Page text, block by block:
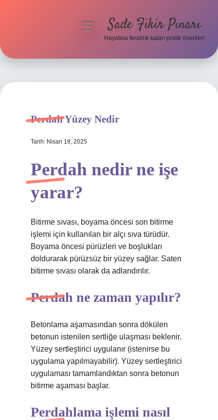
Hakkımızda
menüyüSade Fikir Pınarı
Hayatına ferahlık katan pratik öneriler!
Perdah Yüzey Nedir
Tarih: Nisan 18, 2025
Perdah nedir ne işe
yarar?
Bitirme sıvası, boyama öncesi son bitirme
işlemi için kullanılan bir alçı sıva türüdür.
Boyama öncesi pürüzleri ve boşlukları
doldurarak pürüzsüz bir yüzey sağlar. Saten
bitirme sıvası olarak da adlandırılır.
Perdah ne zaman yapılır?
Betonlama aşamasından sonra dökülen
betonun istenilen sertliğe ulaşması beklenir.
Yüzey sertleştirici uygulanır (istenirse bu
uygulama yapılmayabilir). Yüzey sertleştirici
uygulaması tamamlandıktan sonra betonun
bitirme aşaması başlar.
Perdahlama işlemi nasıl